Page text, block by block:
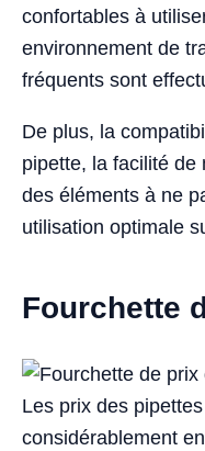
confortables à
environnement de
fréquents sont
De plus, la
pipette, la facilité de
des éléments à ne
utilisation optimale
Fourchette
Les prix des
considérablement